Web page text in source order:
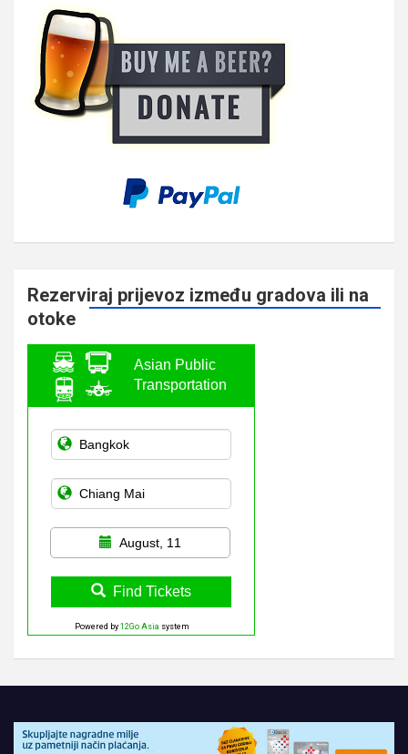
Rezerviraj prijevoz između gradova ili na
otoke
Asian Public
Transportation
August, 11
Find Tickets
Powered by 12Go Asia system